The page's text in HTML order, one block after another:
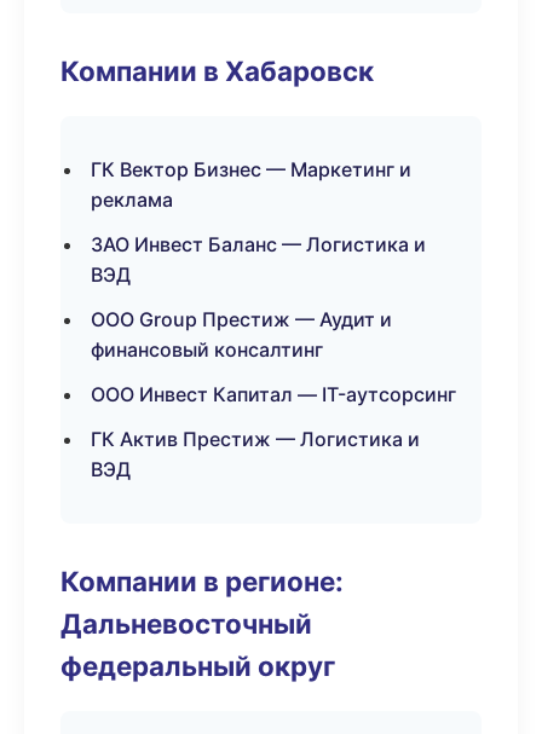
Компании в Хабаровск
ГК Вектор Бизнес — Маркетинг и
реклама
ЗАО Инвест Баланс — Логистика и
ВЭД
ООО Group Престиж — Аудит и
финансовый консалтинг
ООО Инвест Капитал — IT-аутсорсинг
ГК Актив Престиж — Логистика и
ВЭД
Компании в регионе:
Дальневосточный
федеральный округ